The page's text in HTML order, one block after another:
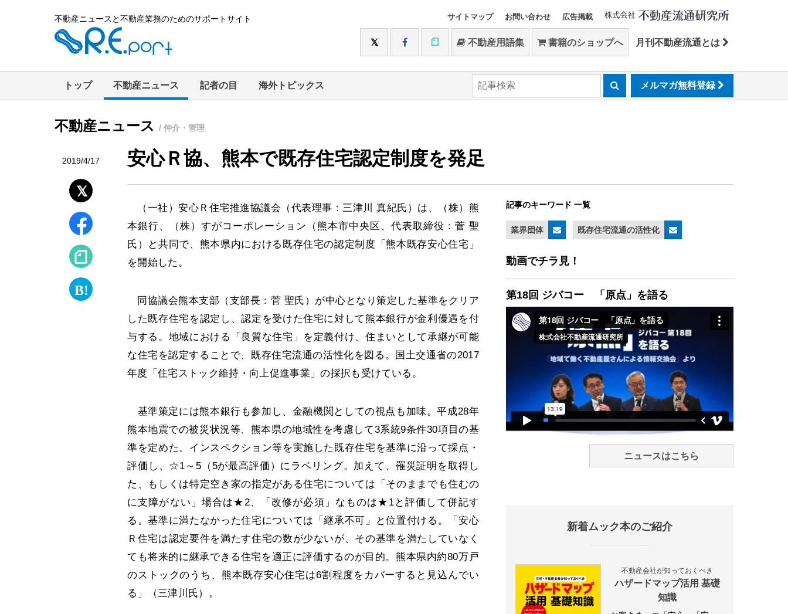
不動産ニュースと不動産業務のためのサポートサイト サイトマップ お問い合わせ 広告掲載
不動産用語集 書籍のショップへ 月刊不動産流通とは
トップ 不動産ニュース 記者の目 海外トピックス メルマガ無料登録
不動産ニュース / 仲介・管理
2019/4/17 安心Ｒ協、熊本で既存住宅認定制度を発足
（一社）安心Ｒ住宅推進協議会（代表理事：三津川 真紀氏）は、（株）熊
本銀行、（株）すがコーポレーション（熊本市中央区、代表取締役：菅 聖
氏）と共同で、熊本県内における既存住宅の認定制度「熊本既存安心住宅」
を開始した。
同協議会熊本支部（支部長：菅 聖氏）が中心となり策定した基準をクリア
した既存住宅を認定し、認定を受けた住宅に対して熊本銀行が金利優遇を付
与する。地域における「良質な住宅」を定義付け、住まいとして承継が可能
な住宅を認定することで、既存住宅流通の活性化を図る。国土交通省の2017
年度「住宅ストック維持・向上促進事業」の採択も受けている。
基準策定には熊本銀行も参加し、金融機関としての視点も加味。平成28年
熊本地震での被災状況等、熊本県の地域性を考慮して3系統9条件30項目の基
準を定めた。インスペクション等を実施した既存住宅を基準に沿って採点・
評価し、☆1～5（5が最高評価）にラベリング。加えて、罹災証明を取得し
た、もしくは特定空き家の指定がある住宅については「そのままでも住むの
に支障がない」場合は★2、「改修が必須」なものは★1と評価して併記す
る。基準に満たなかった住宅については「継承不可」と位置付ける。「安心
Ｒ住宅は認定要件を満たす住宅の数が少ないが、その基準を満たしていなく
ても将来的に継承できる住宅を適正に評価するのが目的。熊本県内約80万戸
のストックのうち、熊本既存安心住宅は6割程度をカバーすると見込んでい
る」（三津川氏）。
記事のキーワード 一覧
業界団体 既存住宅流通の活性化
動画でチラ見！
第18回 ジバコー 「原点」を語る
ニュースはこちら
新着ムック本のご紹介
不動産会社が知っておくべき
ハザードマップ活用 基礎
知識